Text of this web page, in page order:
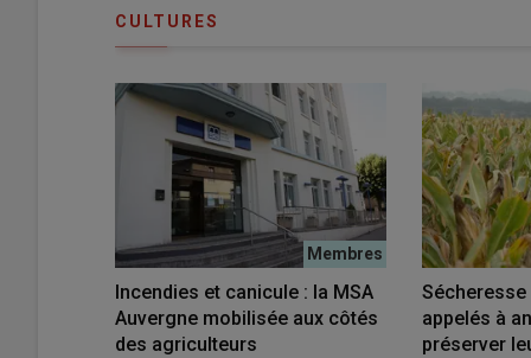
CULTURES
Incendies et canicule : la MSA
Auvergne mobilisée aux côtés
des agriculteurs
Sécheresse
appelés à
préserver